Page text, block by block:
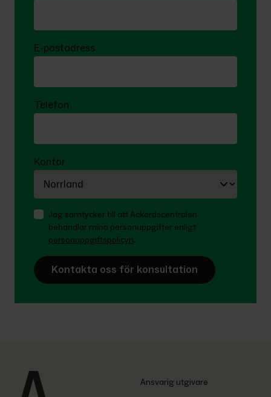
E-postadress
Telefon
Kontor
Jag samtycker till att Ackordscentralen
personuppgiftspolicyn.
Kontakta oss för konsultation
Ansvarig utgivare